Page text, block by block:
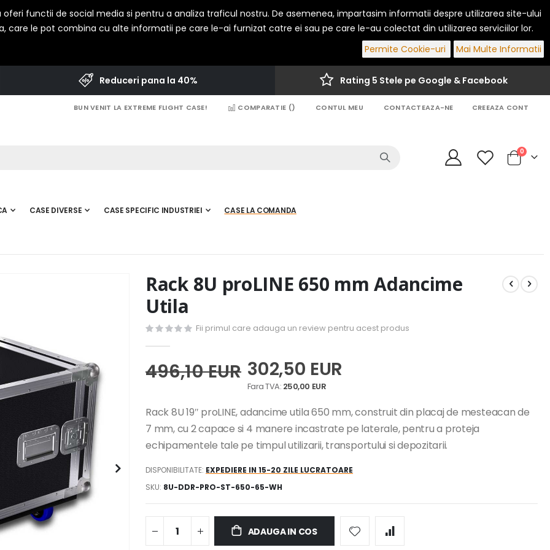
functii de social media si pentru a analiza traficul nostru. De asemenea, impartasim informatii despre utilizarea site-ului
care le pot combina cu alte informatii pe care le-ai furnizat catre ei sau pe care le-au colectat din utilizarea serviciilor lor.
Permite Cookie-uri
Mai Multe Informatii
Reduceri pana la 40% Rating 5 Stele pe Google & Facebook
BUN VENIT LA EXTREME FLIGHT CASE! COMPARATIE () CONTUL MEU CONTACTEAZA-NE CREEAZA CONT
Cart
0articole
CASE DIVERSE CASE SPECIFIC INDUSTRIEI CASE LA COMANDA
Rack 8U proLINE 650 mm Adancime
Utila
Fii primul care adauga un review pentru acest produs
496,10 EUR 302,50 EUR
250,00 EUR
Rack 8U 19″ proLINE, adancime utila 650 mm, construit din placaj de mesteacan de
7 mm, cu 2 capace si 4 manere incastrate pe laterale, pentru a proteja
echipamentele tale pe timpul utilizarii, transportului si depozitarii.
DISPONIBILITATE: EXPEDIERE IN 15-20 ZILE LUCRATOARE
SKU 8U-DDR-PRO-ST-650-65-WH
ADAUGA IN COS